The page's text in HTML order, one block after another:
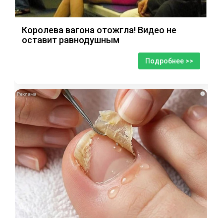
Королева вагона отожгла! Видео не
оставит равнодушным
Подробнее >>
i